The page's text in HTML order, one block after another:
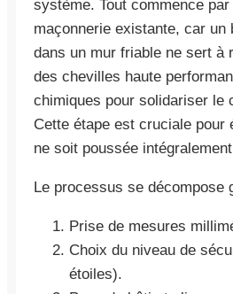
système. Tout commence
maçonnerie existante, car un
dans un mur friable ne sert à
des chevilles haute
chimiques pour solidariser le
Cette étape est cruciale pour
ne soit poussée
Le processus se décompose
Prise de mesures
Choix du niveau de
étoiles).